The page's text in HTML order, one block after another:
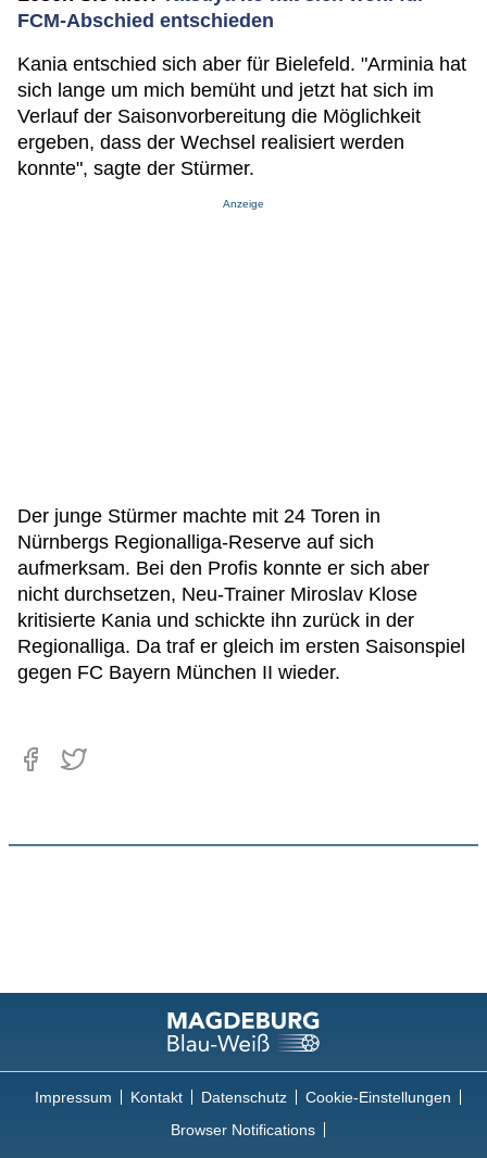
FCM-Abschied entschieden
Kania entschied sich aber für Bielefeld. "Arminia hat
sich lange um mich bemüht und jetzt hat sich im
Verlauf der Saisonvorbereitung die Möglichkeit
ergeben, dass der Wechsel realisiert werden
konnte", sagte der Stürmer.
Anzeige
Der junge Stürmer machte mit 24 Toren in
Nürnbergs Regionalliga-Reserve auf sich
aufmerksam. Bei den Profis konnte er sich aber
nicht durchsetzen, Neu-Trainer Miroslav Klose
kritisierte Kania und schickte ihn zurück in der
Regionalliga. Da traf er gleich im ersten Saisonspiel
gegen FC Bayern München II wieder.
Impressum Kontakt Datenschutz
Cookie-Einstellungen
Browser Notifications